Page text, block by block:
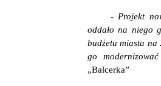
- Projekt
oddało na niego
budżetu miasta na
go
„Balcerka”